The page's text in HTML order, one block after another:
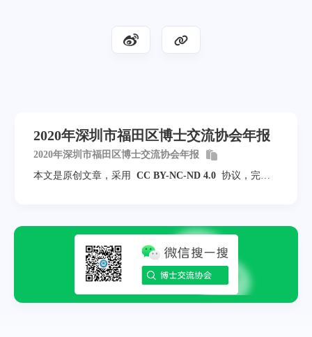
2020年深圳市福田区博士交流协会年报
2020年深圳市福田区博士交流协会年报
本文是原创文章，采用
CC BY-NC-ND 4.0 协议，完整